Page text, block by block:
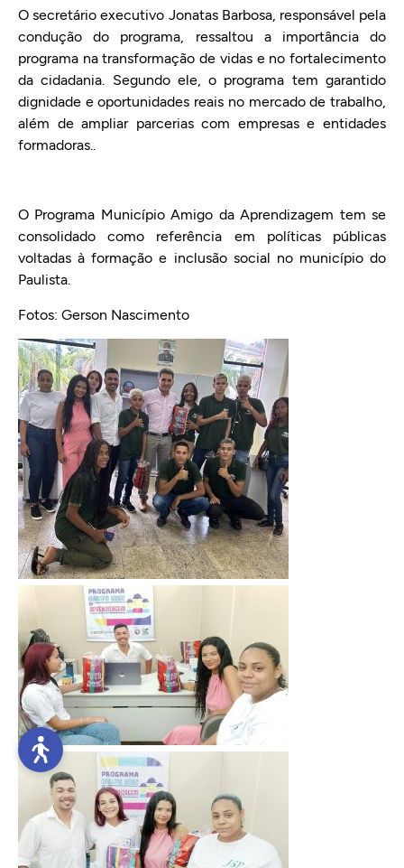
O secretário executivo Jonatas Barbosa, responsável pela
condução do programa, ressaltou a importância do
programa na transformação de vidas e no fortalecimento
da cidadania. Segundo ele, o programa tem garantido
dignidade e oportunidades reais no mercado de trabalho,
além de ampliar parcerias com empresas e entidades
formadoras..
O Programa Município Amigo da Aprendizagem tem se
consolidado como referência em políticas públicas
voltadas à formação e inclusão social no município do
Paulista.
Fotos: Gerson Nascimento